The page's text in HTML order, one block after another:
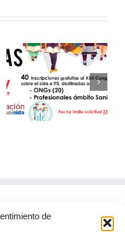
de
16th International
Workshop on Women